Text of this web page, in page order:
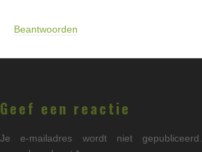
Beantwoorden
Geef een reactie
Je e-mailadres wordt niet gepubliceerd.